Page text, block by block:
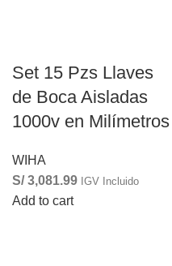
Set 15 Pzs Llaves
de Boca Aisladas
1000v en Milímetros
WIHA
S/3,081.99 IGV Incluido
Add to cart